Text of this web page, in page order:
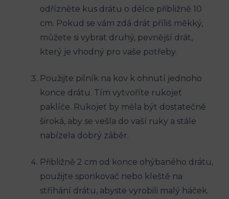
odřízněte kus drátu o délce přibližně 10
cm. Pokud se vám zdá drát příliš měkký,
můžete si vybrat druhý, pevnější drát,
který je vhodný pro vaše potřeby.
Použijte pilník na kov k ohnutí jednoho
konce drátu. Tím vytvoříte rukojeť
paklíče. Rukojeť by měla být dostatečně
široká, aby se vešla do vaší ruky a stále
nabízela dobrý záběr.
Přibližně 2 cm od konce ohýbaného drátu,
použijte sponkovač nebo kleště na
stříhání drátu, abyste vyrobili malý háček.